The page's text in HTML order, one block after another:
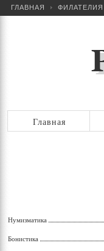
ГЛАВНАЯ ФИЛАТЕЛИЯ
Главная
Нумизматика
Бонистика